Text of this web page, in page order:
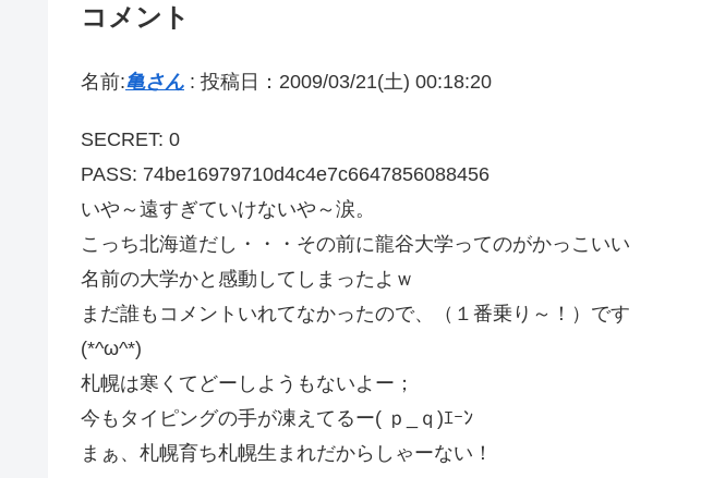
コメント
名前:亀さん : 投稿日：2009/03/21(土) 00:18:20
SECRET: 0
PASS: 74be16979710d4c4e7c6647856088456
いや～遠すぎていけないや～涙。
こっち北海道だし・・・その前に龍谷大学ってのがかっこいい
名前の大学かと感動してしまったよｗ
まだ誰もコメントいれてなかったので、（１番乗り～！）です
(*^ω^*)
札幌は寒くてどーしようもないよー；
今もタイピングの手が凍えてるー( ｐ_ｑ)ｴｰﾝ
まぁ、札幌育ち札幌生まれだからしゃーない！